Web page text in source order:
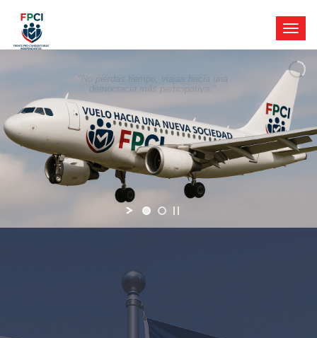
"No pierdas tiempo, viajas hacia una
democracia más participativa."